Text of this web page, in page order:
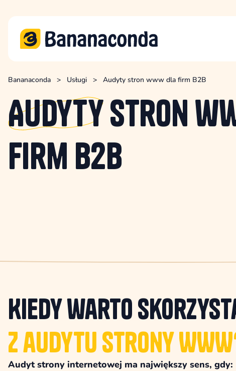
Bananaconda > Usługi > Audyty stron www dla firm B2B
Audytystron
firm B2B
Kiedy warto
Z audytu strony
Audyt strony internetowej ma największy sens, gdy: